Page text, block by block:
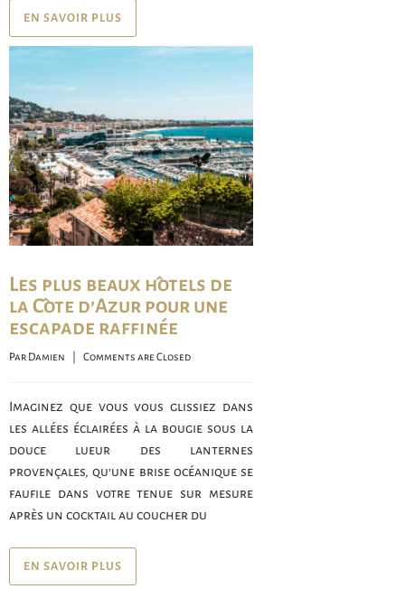
EN SAVOIR PLUS
Les plus beaux hôtels de
la Côte d’Azur pour une
escapade raffinée
Par Damien Comments are Closed
Imaginez que vous vous glissiez dans
les allées éclairées à la bougie sous la
douce lueur des lanternes
provençales, qu’une brise océanique se
faufile dans votre tenue sur mesure
après un cocktail au coucher du
EN SAVOIR PLUS